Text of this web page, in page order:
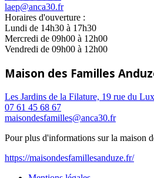
laep@anca30.fr
Horaires d'ouverture :
Lundi de 14h30 à 17h30
Mercredi de 09h00 à 12h00
Vendredi de 09h00 à 12h00
Maison des Familles
Les Jardins de la Filature, 19 rue du
07 61 45 68 67
maisondesfamilles@anca30.fr
Pour plus d'informations sur la maison
https://maisondesfamillesanduze.fr/